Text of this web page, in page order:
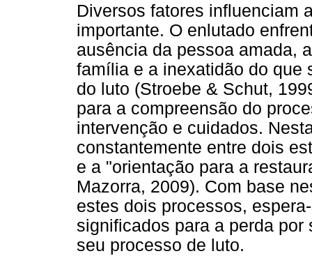
Diversos fatores influenciam
importante. O enlutado
ausência da pessoa amada,
família e a inexatidão do que
do luto (Stroebe & Schut,
para a compreensão do
intervenção e cuidados.
constantemente entre dois
e a "orientação para a
Mazorra, 2009). Com base
estes dois processos,
significados para a perda
seu processo de luto.